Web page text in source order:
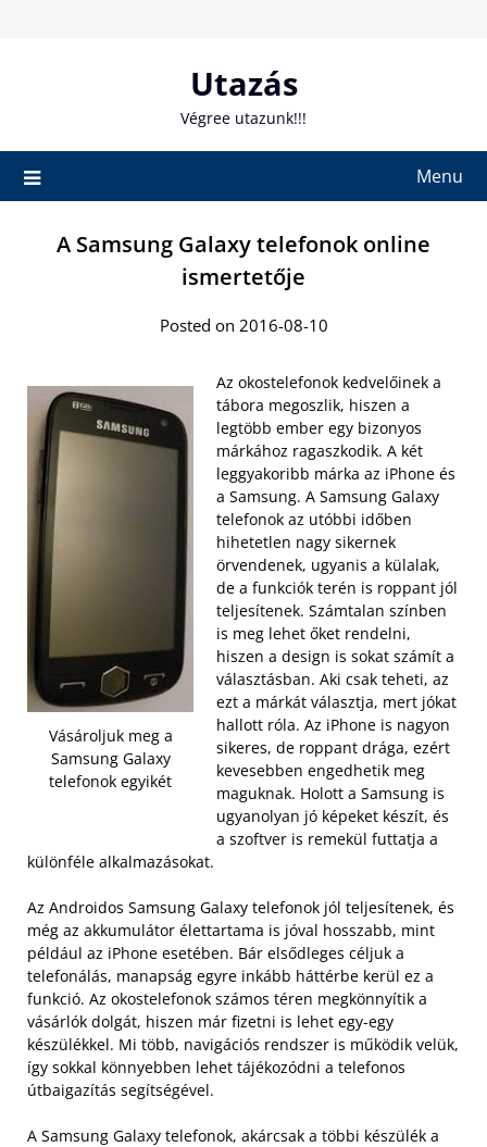
Utazás
Végree utazunk!!!
Menu
A Samsung Galaxy telefonok online
ismertetője
Posted on 2016-08-10
Vásároljuk meg a
Samsung Galaxy
telefonok egyikét
Az okostelefonok kedvelőinek a
tábora megoszlik, hiszen a
legtöbb ember egy bizonyos
márkához ragaszkodik. A két
leggyakoribb márka az iPhone és
a Samsung. A Samsung Galaxy
telefonok az utóbbi időben
hihetetlen nagy sikernek
örvendenek, ugyanis a külalak,
de a funkciók terén is roppant jól
teljesítenek. Számtalan színben
is meg lehet őket rendelni,
hiszen a design is sokat számít a
választásban. Aki csak teheti, az
ezt a márkát választja, mert jókat
hallott róla. Az iPhone is nagyon
sikeres, de roppant drága, ezért
kevesebben engedhetik meg
maguknak. Holott a Samsung is
ugyanolyan jó képeket készít, és
a szoftver is remekül futtatja a
különféle alkalmazásokat.
Az Androidos Samsung Galaxy telefonok jól teljesítenek, és
még az akkumulátor élettartama is jóval hosszabb, mint
például az iPhone esetében. Bár elsődleges céljuk a
telefonálás, manapság egyre inkább háttérbe kerül ez a
funkció. Az okostelefonok számos téren megkönnyítik a
vásárlók dolgát, hiszen már fizetni is lehet egy-egy
készülékkel. Mi több, navigációs rendszer is működik velük,
így sokkal könnyebben lehet tájékozódni a telefonos
útbaigazítás segítségével.
A Samsung Galaxy telefonok, akárcsak a többi készülék a